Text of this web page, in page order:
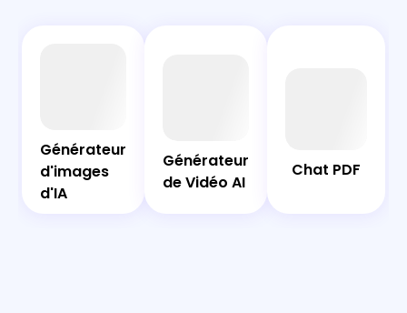
Générateur
d'images
d'IA
Générateur
de Vidéo AI
Chat PDF
Générateur
d'images
d'IA
Générateur
de Vidéo AI